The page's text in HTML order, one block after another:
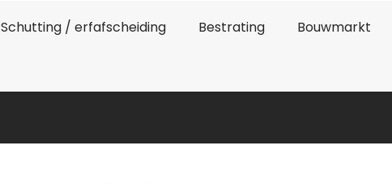
Schutting / erfafscheiding Bestrating
Bouwmarkt